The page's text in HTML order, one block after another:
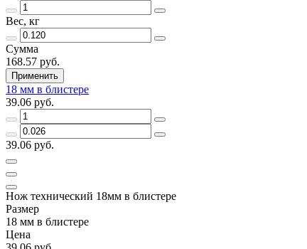
Вес, кг
Сумма
168.57 руб.
Применить
18 мм в блистере
39.06 руб.
39.06 руб.
Нож технический 18мм в блистере
Размер
18 мм в блистере
Цена